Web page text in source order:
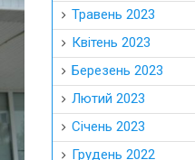
Травень 2023
Квітень 2023
Березень 2023
Лютий 2023
Січень 2023
Грудень 2022